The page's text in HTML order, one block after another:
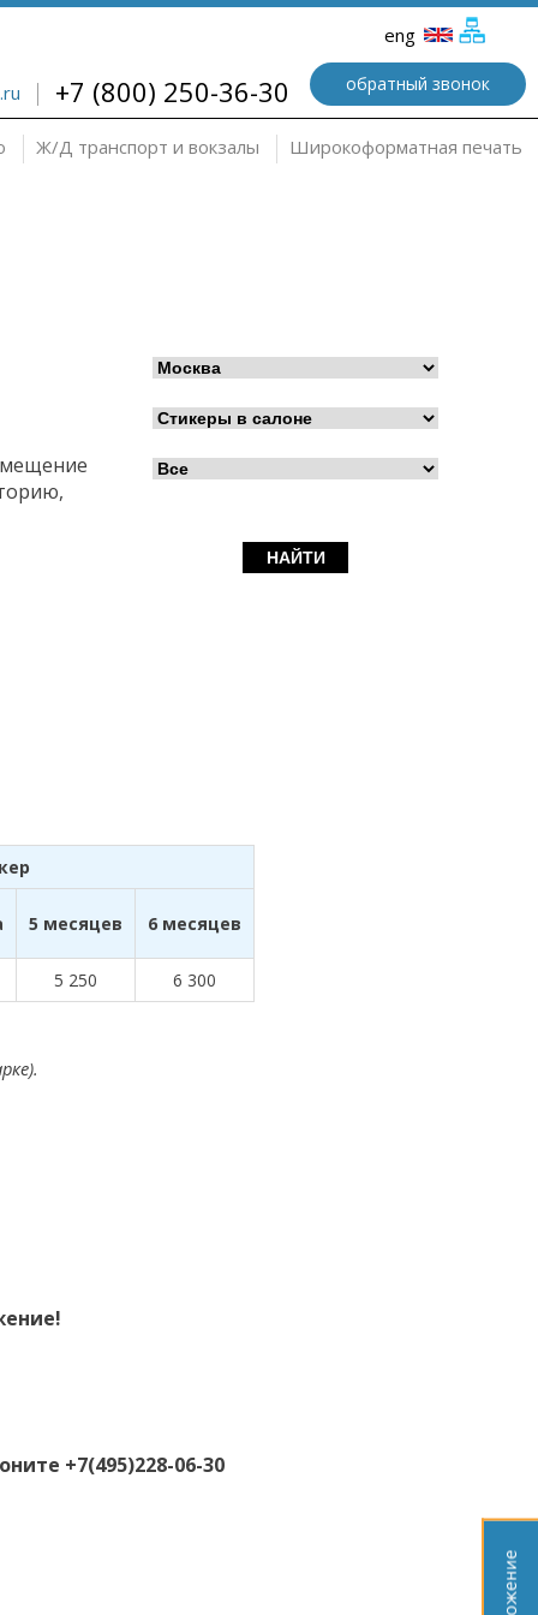
eng
обратный звонок
+7 (800) 250-36-30
Ж/Д транспорт и вокзалы Широкоформатная печать
5 месяцев 6 месяцев
5 250 6 300
+7(495)228-06-30